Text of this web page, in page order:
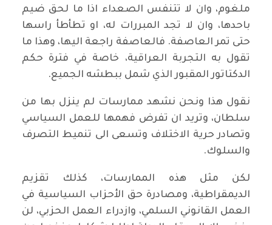
ملغوم، وان لا تتنفس الصعداء اذا ما لحق ضيم
باحدها، وان لا تجد المبررات له، او تطأطأ راسها
حتى تمر العاصفة. فالعاصفة راجعة اليها، وهذا ما
تقول به التجربة العراقية، خاصة في فترة حكم
الدكتاتور المقبور الذي شمل ببطشه الجميع.
نقول هذا ونحن نشهد ممارسات لم ينزل بها من
سلطان، وتريد ان تفرض فهمها للعمل السياسي
وتصادر حرية الاختلاف وتسعى الى تنميط التصرف
والسلوك.
لكن مثل هذه الممارسات، كذلك تقزيم
الديمقراطية، ومصادرة حق الأحزاب السياسية في
العمل القانوني السلمي، وازدراء العمل الحزبي، لن